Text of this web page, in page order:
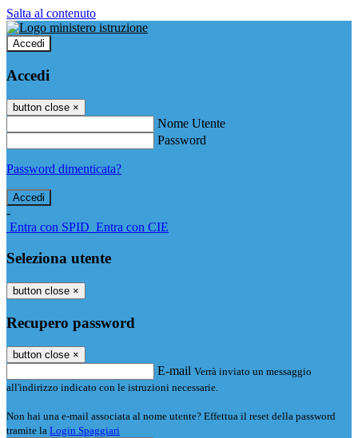
Salta al contenuto
Accedi
Accedi
button close ×
Nome Utente
Password
Password dimenticata?
-
Entra con SPID Entra con CIE
Seleziona utente
button close ×
Recupero password
button close ×
E-mail Verrà inviato un messaggio
all'indirizzo indicato con le istruzioni necessarie.
Non hai una e-mail associata al nome utente? Effettua il reset della password
tramite la Login Spaggiari